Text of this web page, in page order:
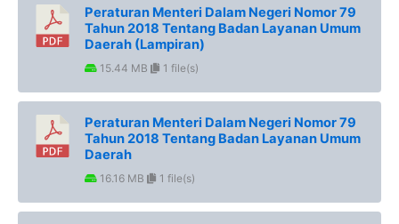
Peraturan Menteri Dalam Negeri Nomor 79
Tahun 2018 Tentang Badan Layanan Umum
Daerah (Lampiran)
15.44 MB 1 file(s)
Peraturan Menteri Dalam Negeri Nomor 79
Tahun 2018 Tentang Badan Layanan Umum
Daerah
16.16 MB 1 file(s)